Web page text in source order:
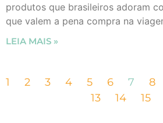
produtos que brasileiros adoram
que valem a pena compra na
LEIA MAIS »
1 2 3 4 5 6 7 8
13
14 15